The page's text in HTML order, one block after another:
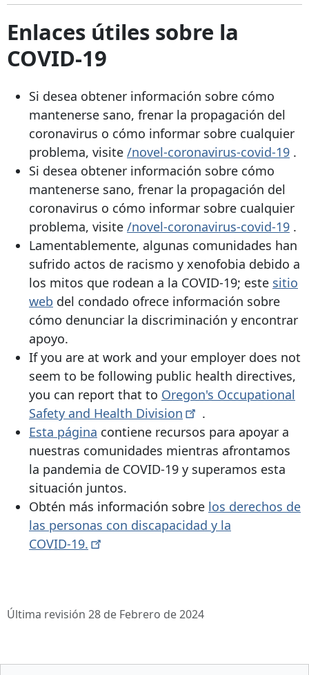
Enlaces útiles sobre la
COVID-19
Si desea obtener información sobre cómo
mantenerse sano, frenar la propagación del
coronavirus o cómo informar sobre cualquier
problema, visite /novel-coronavirus-covid-19 .
Si desea obtener información sobre cómo
mantenerse sano, frenar la propagación del
coronavirus o cómo informar sobre cualquier
problema, visite /novel-coronavirus-covid-19 .
Lamentablemente, algunas comunidades han
sufrido actos de racismo y xenofobia debido a
los mitos que rodean a la COVID-19; este sitio
web del condado ofrece información sobre
cómo denunciar la discriminación y encontrar
apoyo.
If you are at work and your employer does not
seem to be following public health directives,
you can report that to Oregon's Occupational
Safety and Health Division
.
Esta página contiene recursos para apoyar a
nuestras comunidades mientras afrontamos
la pandemia de COVID-19 y superamos esta
situación juntos.
Obtén más información sobre los derechos de
las personas con discapacidad y la
COVID-19.
Última revisión 28 de Febrero de 2024